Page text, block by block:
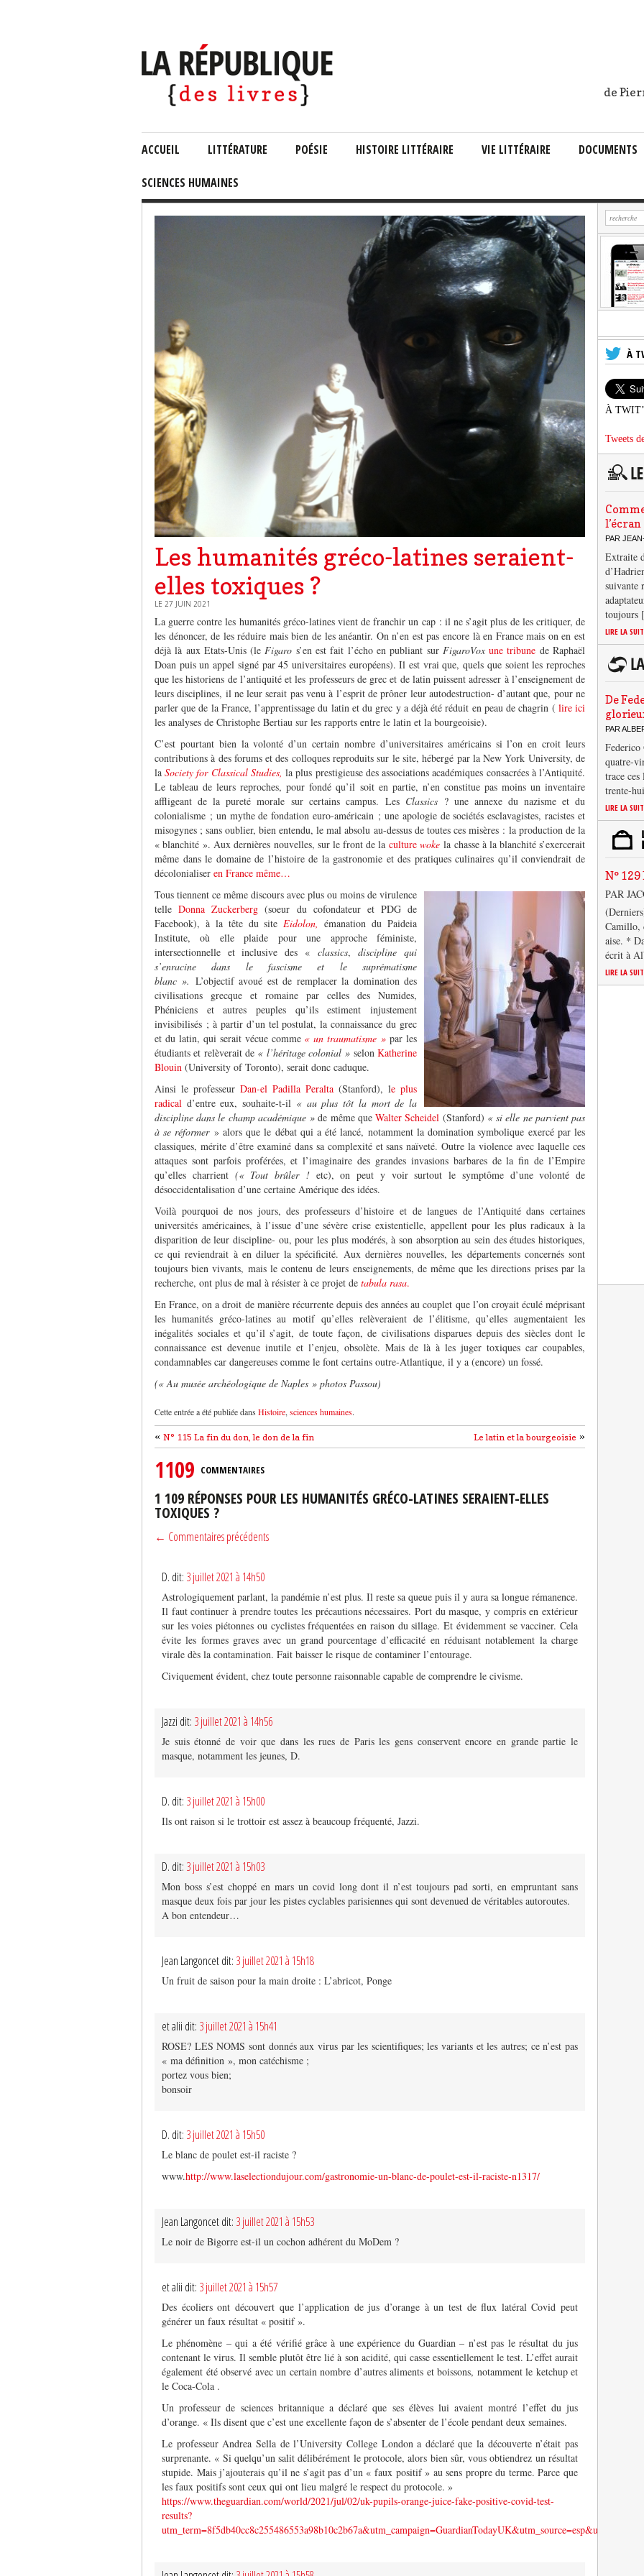
de
ACCUEIL LITTÉRATURE POÉSIE HISTOIRE LITTÉRAIRE VIE LITTÉRAIRE DOCUMENTS
SCIENCES HUMAINES
Les humanités gréco-latines seraient-
elles toxiques ?
LE 27 JUIN 2021
La guerre contre les humanités gréco-latines vient de franchir un cap : il ne s’agit plus de les critiquer, de
les dénoncer, de les réduire mais bien de les anéantir. On n’en est pas encore là en France mais on en est
déjà là aux Etats-Unis (leFigaro s’en est fait l’écho en publiant sur FigaroVox une tribune de Raphaël
Doan puis un appel signé par 45 universitaires européens). Il est vrai que, quels que soient les reproches
que les historiens de l’antiquité et les professeurs de grec et de latin puissent adresser à l’enseignement de
leurs disciplines, il ne leur serait pas venu à l’esprit de prôner leur autodestruction- d’autant que, pour ne
parler que de la France, l’apprentissage du latin et du grec y a déjà été réduit en peau de chagrin ( lire ici
les analyses de Christophe Bertiau sur les rapports entre le latin et la bourgeoisie).
C’est pourtant bien la volonté d’un certain nombre d’universitaires américains si l’on en croit leurs
contributions à des forums et des colloques reproduits sur le site, hébergé par la New York University, de
laSociety for Classical Studies,la plus prestigieuse des associations académiques consacrées à l’Antiquité.
Le tableau de leurs reproches, pour fondé qu’il soit en partie, n’en constitue pas moins un inventaire
affligeant de la pureté morale sur certains campus. Les Classics ? une annexe du nazisme et du
colonialisme ; un mythe de fondation euro-américain ; une apologie de sociétés esclavagistes, racistes et
misogynes ; sans oublier, bien entendu, le mal absolu au-dessus de toutes ces misères : la production de la
« blanchité ». Aux dernières nouvelles, sur le front de laculturewokela chasse à la blanchité s’exercerait
même dans le domaine de l’histoire de la gastronomie et des pratiques culinaires qu’ilconviendrait de
décolonialiser en France même…
Tous tiennent ce même discours avec plus ou moins de virulence
telleDonna Zuckerberg (soeur du cofondateur et PDG de
Facebook), à la tête du siteEidolon, émanation du Paideia
Institute, où elle plaide pour une approche féministe,
intersectionnelle et inclusive des « classics,discipline qui
s’enracine dans le fascisme et le suprématisme
blanc ». L’objectif avoué est de remplacer la domination des
civilisations grecque et romaine par celles des Numides,
Phéniciens et autres peuples qu’ils estiment injustement
invisibilisés ; à partir d’un tel postulat, la connaissance du grec
et du latin, qui serait vécue comme « un traumatisme » par les
étudiants et relèverait de « l’héritage colonial » selonKatherine
Blouin (University of Toronto), serait donc caduque.
Ainsi le professeur Dan-el Padilla Peralta (Stanford), le plus
radical d’entre eux, souhaite-t-il « au plus tôt la mort de la
discipline dans le champ académique » de même queWalter Scheidel (Stanford) « si elle ne parvient pas
à se réformer» alors que le débat qui a été lancé, notamment la domination symbolique exercé par les
classiques, mérite d’être examiné dans sa complexité et sans naïveté. Outre la violence avec laquelle ces
attaques sont parfois proférées, et l’imaginaire des grandes invasions barbares de la fin de l’Empire
qu’elles charrient (« Tout brûler !etc), on peut y voir surtout le symptôme d’une volonté de
désoccidentalisation d’une certaine Amérique des idées.
Voilà pourquoi de nos jours, des professeurs d’histoire et de langues de l’Antiquité dans certaines
universités américaines, à l’issue d’une sévère crise existentielle, appellent pour les plus radicaux à la
disparition de leur discipline- ou, pour les plus modérés, à son absorption au sein des études historiques,
ce qui reviendrait à en diluer la spécificité. Aux dernières nouvelles, les départements concernés sont
toujours bien vivants, mais le contenu de leurs enseignements, de même que les directions prises par la
recherche, ont plus de mal à résister à ce projet de tabula rasa.
En France, on a droit de manière récurrente depuis des années au couplet que l’on croyait éculé méprisant
les humanités gréco-latines au motif qu’elles relèveraient de l’élitisme, qu’elles augmentaient les
inégalités sociales et qu’il s’agit, de toute façon, de civilisations disparues depuis des siècles dont le
connaissance est devenue inutile et l’enjeu, obsolète. Mais de là à les juger toxiques car coupables,
condamnables car dangereuses comme le font certains outre-Atlantique, il y a (encore) un fossé.
(« Au musée archéologique de Naples » photos Passou)
Cette entrée a été publiée dans Histoire,sciences humaines.
Le latin et la bourgeoisie »
« N° 115 La fin du don, le don de la fin
1109 COMMENTAIRES
1 109 RÉPONSES POUR LES HUMANITÉS GRÉCO-LATINES SERAIENT-ELLES
TOXIQUES ?
← Commentaires précédents
D. dit: 3 juillet 2021 à 14h50
Astrologiquement parlant, la pandémie n’est plus. Il reste sa queue puis il y aura sa longue rémanence.
Il faut continuer à prendre toutes les précautions nécessaires. Port du masque, y compris en extérieur
sur les voies piétonnes ou cyclistes fréquentées en raison du sillage. Et évidemment se vacciner. Cela
évite les formes graves avec un grand pourcentage d’efficacité en réduisant notablement la charge
virale dès la contamination. Fait baisser le risque de contaminer l’entourage.
Civiquement évident, chez toute personne raisonnable capable de comprendre le civisme.
Jazzi dit: 3 juillet 2021 à 14h56
Je suis étonné de voir que dans les rues de Paris les gens conservent encore en grande partie le
masque, notamment les jeunes, D.
D. dit: 3 juillet 2021 à 15h00
Ils ont raison si le trottoir est assez à beaucoup fréquenté, Jazzi.
D. dit: 3 juillet 2021 à 15h03
Mon boss s’est choppé en mars un covid long dont il n’est toujours pad sorti, en empruntant sans
masque deux fois par jour les pistes cyclables parisiennes qui sont devenued de véritables autoroutes.
A bon entendeur…
Jean Langoncet dit: 3 juillet 2021 à 15h18
Un fruit de saison pour la main droite : L’abricot, Ponge
et alii dit: 3 juillet 2021 à 15h41
ROSE? LES NOMS sont donnés aux virus par les scientifiques; les variants et les autres; ce n’est pas
« ma définition », mon catéchisme ;
portez vous bien;
bonsoir
D. dit: 3 juillet 2021 à 15h50
Le blanc de poulet est-il raciste ?
www.http://www.laselectiondujour.com/gastronomie-un-blanc-de-poulet-est-il-raciste-n1317/
Jean Langoncet dit: 3 juillet 2021 à 15h53
Le noir de Bigorre est-il un cochon adhérent du MoDem ?
et alii dit: 3 juillet 2021 à 15h57
Des écoliers ont découvert que l’application de jus d’orange à un test de flux latéral Covid peut
générer un faux résultat « positif ».
Le phénomène – qui a été vérifié grâce à une expérience du Guardian – n’est pas le résultat du jus
contenant le virus. Il semble plutôt être lié à son acidité, qui casse essentiellement le test. L’effet aurait
également été observé avec un certain nombre d’autres aliments et boissons, notamment le ketchup et
le Coca-Cola .
Un professeur de sciences britannique a déclaré que ses élèves lui avaient montré l’effet du jus
d’orange. « Ils disent que c’est une excellente façon de s’absenter de l’école pendant deux semaines.
Le professeur Andrea Sella de l’University College London a déclaré que la découverte n’était pas
surprenante. « Si quelqu’un salit délibérément le protocole, alors bien sûr, vous obtiendrez un résultat
stupide. Mais j’ajouterais qu’il ne s’agit pas d’un « faux positif » au sens propre du terme. Parce que
les faux positifs sont ceux qui ont lieu malgré le respect du protocole. »
https://www.theguardian.com/world/2021/jul/02/uk-pupils-orange-juice-fake-positive-covid-test-
results?
À
À
Tweets
l’écran
PAR
Extraite
suivante
LIRE LA
De
PAR
quatre-
trace
trente-
LIRE LA
N°
PAR
Camillo,
aise. *
écrit à
LIRE LA